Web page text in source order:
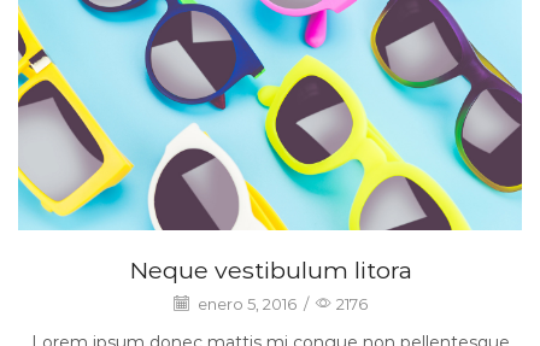
Neque vestibulum litora
enero 5, 2016 / 2176